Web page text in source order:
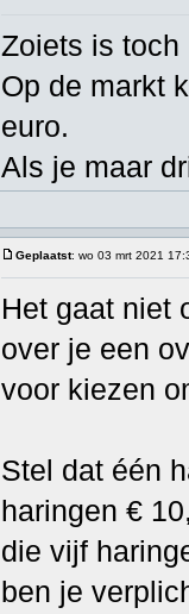
Zoiets is
Op de markt
euro.
Als je maar
Geplaatst: wo 03 mrt 2021
Het gaat niet
over je een
voor kiezen
Stel dat één
haringen €
die vijf
ben je